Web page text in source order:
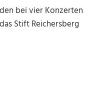
bei vier Konzerten
Stift Reichersberg